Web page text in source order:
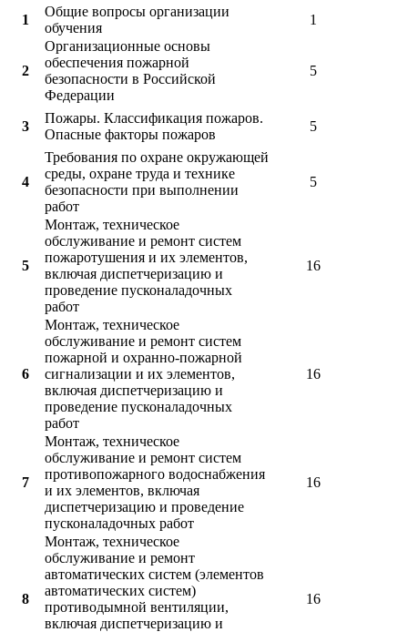
1
Общие вопросы организации
обучения
1
2
Организационные основы
обеспечения пожарной
безопасности в Российской
Федерации
5
3
Пожары. Классификация пожаров.
Опасные факторы пожаров
5
4
Требования по охране окружающей
среды, охране труда и технике
безопасности при выполнении
работ
5
5
Монтаж, техническое
обслуживание и ремонт систем
пожаротушения и их элементов,
включая диспетчеризацию и
проведение пусконаладочных
работ
16
6
Монтаж, техническое
обслуживание и ремонт систем
пожарной и охранно-пожарной
сигнализации и их элементов,
включая диспетчеризацию и
проведение пусконаладочных
работ
16
7
Монтаж, техническое
обслуживание и ремонт систем
противопожарного водоснабжения
и их элементов, включая
диспетчеризацию и проведение
пусконаладочных работ
16
8
Монтаж, техническое
обслуживание и ремонт
автоматических систем (элементов
автоматических систем)
противодымной вентиляции,
включая диспетчеризацию и
16